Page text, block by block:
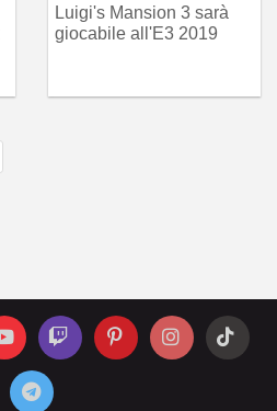
Luigi's Mansion 3 sarà
giocabile all'E3 2019